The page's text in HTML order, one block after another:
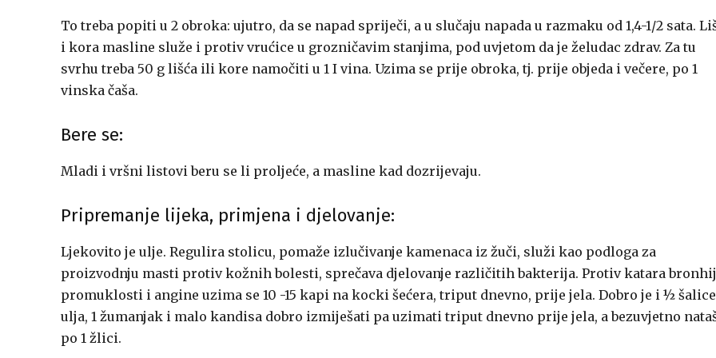
To treba popiti u 2 obroka: ujutro, da se napad spriječi, a u slučaju napada u razmaku od 1,4-1/2 sata.
i kora masline služe i protiv vrućice u grozničavim stanjima, pod uvjetom da je želudac zdrav. Za tu
svrhu treba 50 g lišća ili kore namočiti u 1 I vina. Uzima se prije obroka, tj. prije objeda i večere, po 1
vinska čaša.
Bere se:
Mladi i vršni listovi beru se li proljeće, a masline kad dozrijevaju.
Pripremanje lijeka, primjena i djelovanje:
Ljekovito je ulje. Regulira stolicu, pomaže izlučivanje kamenaca iz žuči, služi kao podloga za
proizvodnju masti protiv kožnih bolesti, sprečava djelovanje različitih bakterija. Protiv katara
promuklosti i angine uzima se 10 -15 kapi na kocki šećera, triput dnevno, prije jela. Dobro je i ½ šalice
ulja, 1 žumanjak i malo kandisa dobro izmiješati pa uzimati triput dnevno prije jela, a bezuvjetno
po 1 žlici.